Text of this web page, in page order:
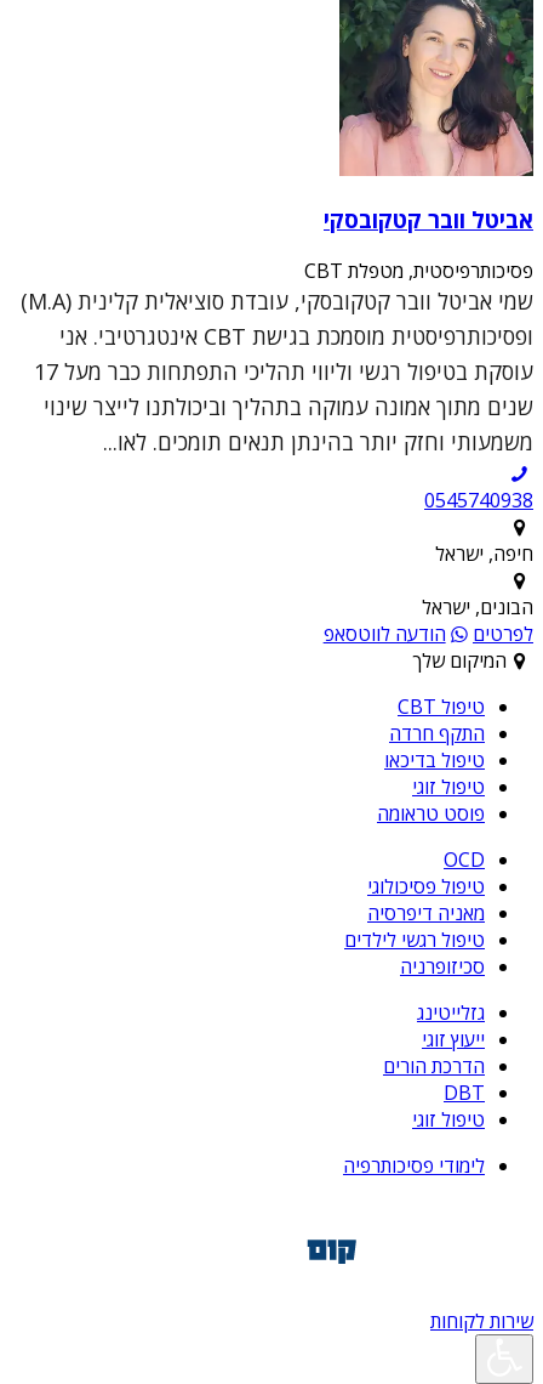
אביטל וובר קטקובסקי
פסיכותרפיסטית, מטפלת CBT
שמי אביטל וובר קטקובסקי, עובדת סוציאלית קלינית (M.A)
ופסיכותרפיסטית מוסמכת בגישת CBT אינטגרטיבי. אני
עוסקת בטיפול רגשי וליווי תהליכי התפתחות כבר מעל 17
שנים מתוך אמונה עמוקה בתהליך וביכולתנו לייצר שינוי
משמעותי וחזק יותר בהינתן תנאים תומכים. לאו...
0545740938
חיפה, ישראל
הבונים, ישראל
לפרטים
הודעה לווטסאפ
המיקום שלך
טיפול CBT
התקף חרדה
טיפול בדיכאו
טיפול זוגי
פוסט טראומה
OCD
טיפול פסיכולוגי
מאניה דיפרסיה
טיפול רגשי לילדים
סכיזופרניה
גזלייטינג
ייעוץ זוגי
הדרכת הורים
DBT
טיפול זוגי
לימודי פסיכותרפיה
שירות לקוחות